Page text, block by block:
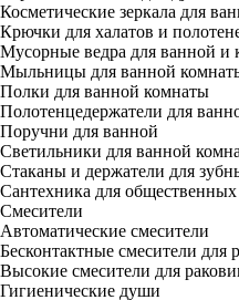
Косметические зеркала для
Крючки для халатов и
Мусорные ведра для ванной и
Мыльницы для ванной
Полки для ванной комнаты
Полотенцедержатели для
Поручни для ванной
Светильники для ванной
Стаканы и держатели для
Сантехника для
Смесители
Автоматические смесители
Бесконтактные смесители для
Высокие смесители для
Гигиенические души